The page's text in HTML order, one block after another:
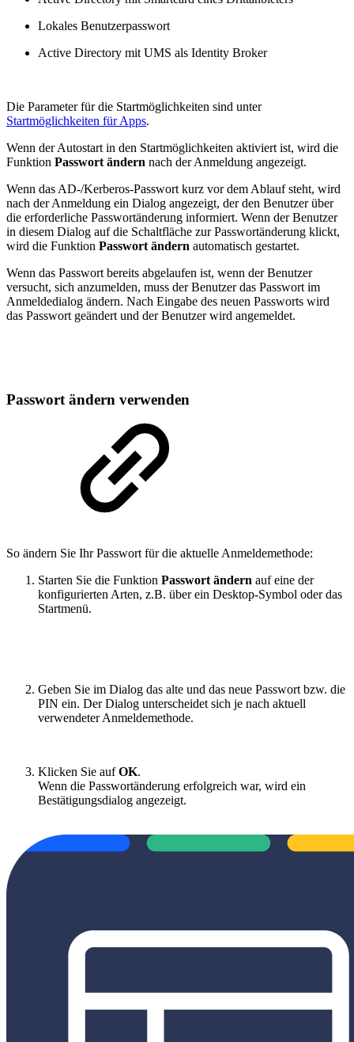
Lokales Benutzerpasswort
Active Directory mit UMS als Identity Broker
Die Parameter für die Startmöglichkeiten sind unter
Startmöglichkeiten für Apps.
Wenn der Autostart in den Startmöglichkeiten aktiviert ist, wird die
Funktion Passwort ändern nach der Anmeldung angezeigt.
Wenn das AD-/Kerberos-Passwort kurz vor dem Ablauf steht, wird
nach der Anmeldung ein Dialog angezeigt, der den Benutzer über
die erforderliche Passwortänderung informiert. Wenn der Benutzer
in diesem Dialog auf die Schaltfläche zur Passwortänderung klickt,
wird die Funktion Passwort ändern automatisch gestartet.
Wenn das Passwort bereits abgelaufen ist, wenn der Benutzer
versucht, sich anzumelden, muss der Benutzer das Passwort im
Anmeldedialog ändern. Nach Eingabe des neuen Passworts wird
das Passwort geändert und der Benutzer wird angemeldet.
Passwort ändern verwenden
So ändern Sie Ihr Passwort für die aktuelle Anmeldemethode:
Starten Sie die Funktion Passwort ändern auf eine der
konfigurierten Arten, z.B. über ein Desktop-Symbol oder das
Startmenü.
Geben Sie im Dialog das alte und das neue Passwort bzw. die
PIN ein. Der Dialog unterscheidet sich je nach aktuell
verwendeter Anmeldemethode.
Klicken Sie aufOK.
Wenn die Passwortänderung erfolgreich war, wird ein
Bestätigungsdialog angezeigt.